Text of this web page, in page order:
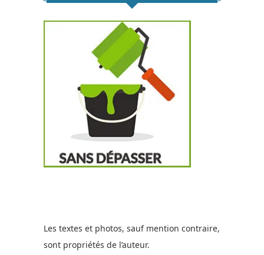
Les textes et photos, sauf mention contraire,
sont propriétés de l’auteur.